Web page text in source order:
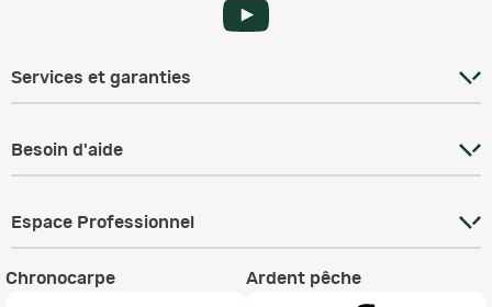
Services et garanties
Besoin d'aide
Espace Professionnel
Chronocarpe Ardent pêche